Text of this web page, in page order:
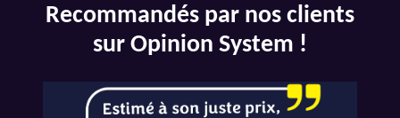
Recommandés par nos clients
sur Opinion System !